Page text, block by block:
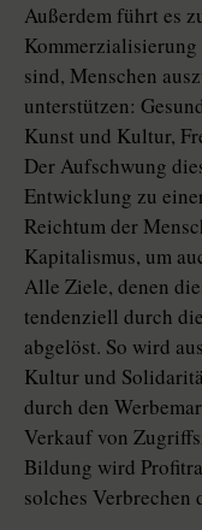
Außerdem führt es
sind, Menschen
unterstützen:
Kunst und Kultur,
Der Aufschwung
Entwicklung zu
Reichtum der
Kapitalismus, um
Alle Ziele, denen
tendenziell durch
abgelöst. So wird
Kultur und
durch den
Verkauf von
Bildung wird
solches Verbrechen